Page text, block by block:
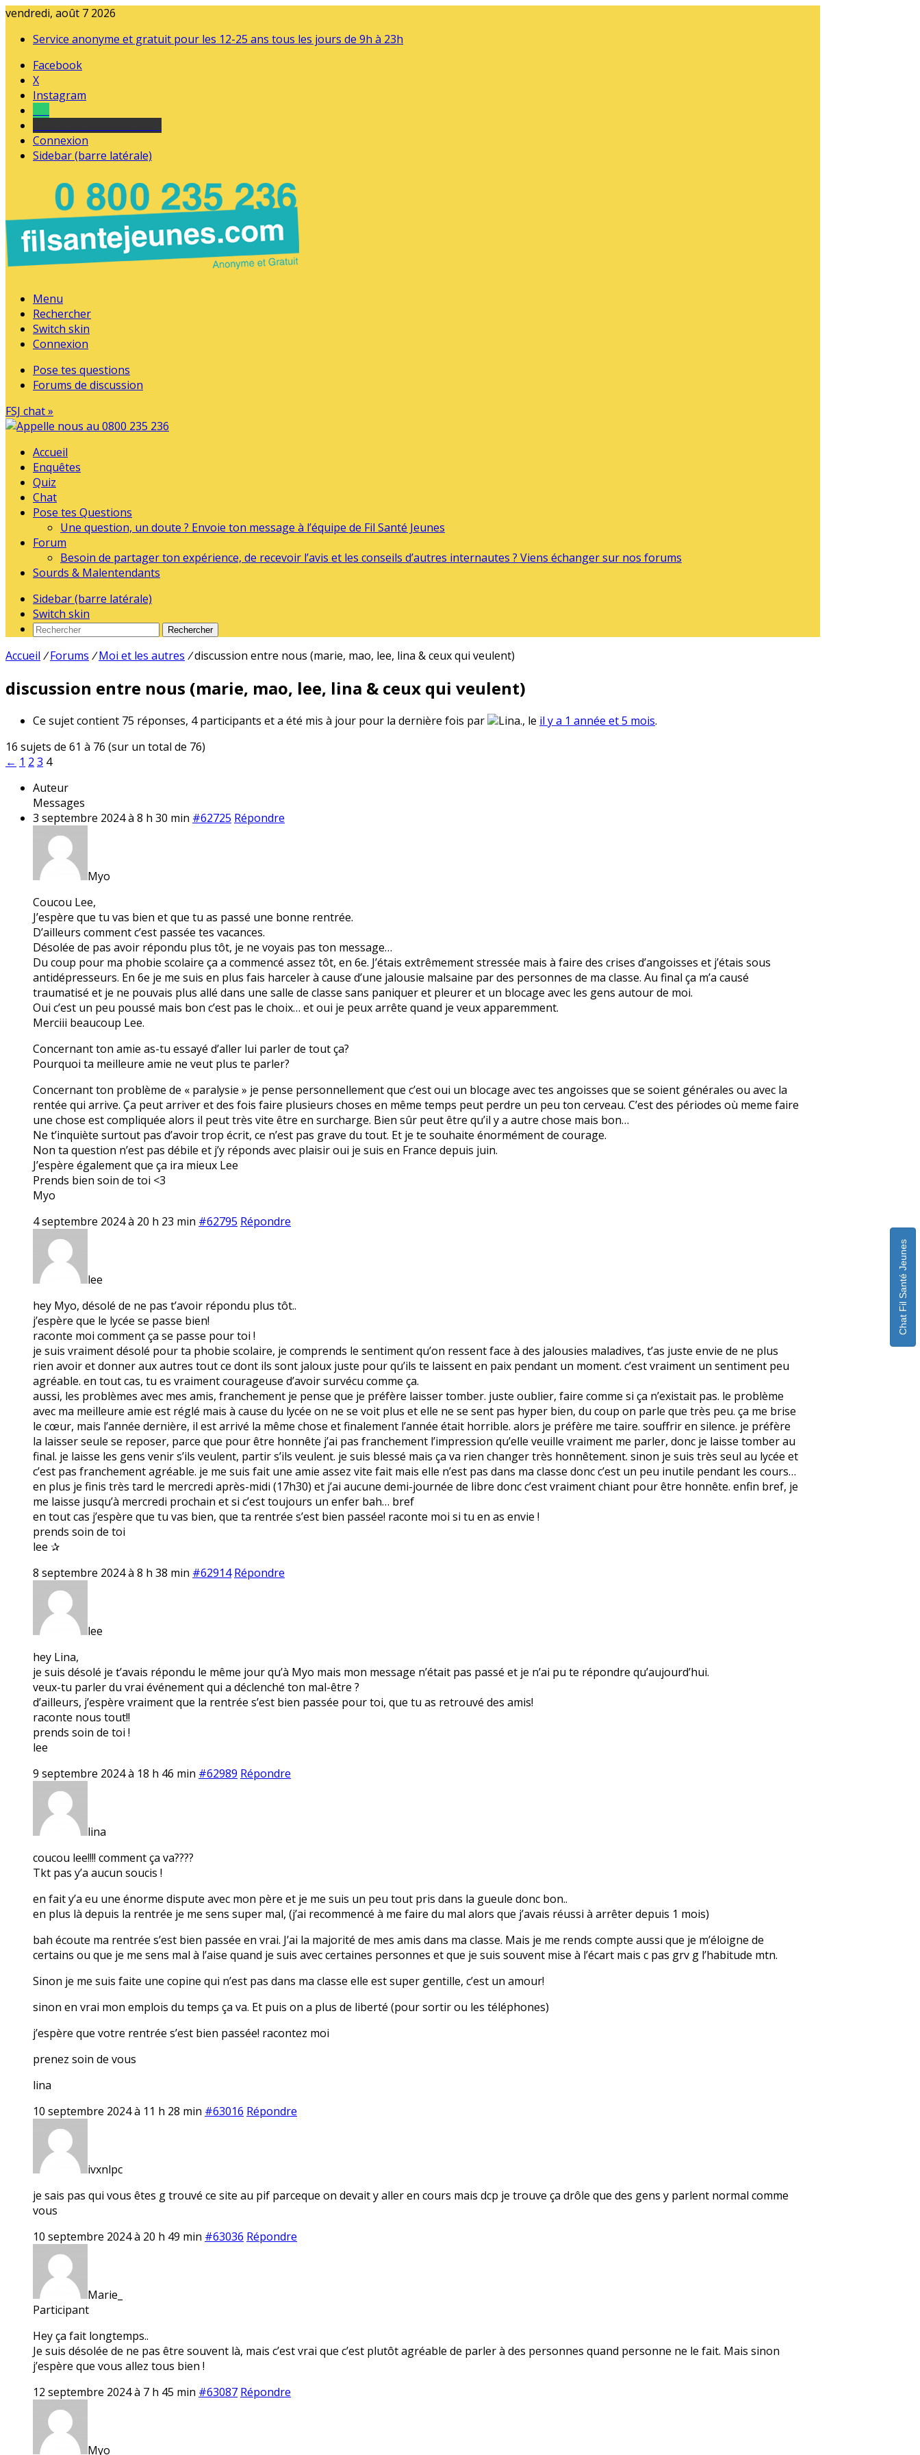
vendredi, août 7 2026
Service anonyme et gratuit pour les 12-25 ans tous les jours de 9h à 23h
Facebook
X
Instagram
Connexion
Sidebar (barre latérale)
Menu
Rechercher
Switch skin
Connexion
Pose tes questions
Forums de discussion
FSJ chat »
Accueil
Enquêtes
Quiz
Chat
Pose tes Questions
Une question, un doute ? Envoie ton message à l’équipe de Fil Santé Jeunes
Forum
Besoin de partager ton expérience, de recevoir l’avis et les conseils d’autres internautes ? Viens échanger sur nos forums
Sourds & Malentendants
Sidebar (barre latérale)
Switch skin
Rechercher
Accueil / Forums / Moi et les autres /discussion entre nous (marie, mao, lee, lina & ceux qui veulent)
discussion entre nous (marie, mao, lee, lina & ceux qui veulent)
Ce sujet contient 75 réponses, 4 participants et a été mis à jour pour la dernière fois par Lina., le il y a 1 année et 5 mois.
16 sujets de 61 à 76 (sur un total de 76)
← 1 2 3 4
Auteur
Messages
3 septembre 2024 à 8 h 30 min #62725 Répondre
Myo
Coucou Lee,
J’espère que tu vas bien et que tu as passé une bonne rentrée.
D’ailleurs comment c’est passée tes vacances.
Désolée de pas avoir répondu plus tôt, je ne voyais pas ton message…
Du coup pour ma phobie scolaire ça a commencé assez tôt, en 6e. J’étais extrêmement stressée mais à faire des crises d’angoisses et j’étais sous
antidépresseurs. En 6e je me suis en plus fais harceler à cause d’une jalousie malsaine par des personnes de ma classe. Au final ça m’a causé
traumatisé et je ne pouvais plus allé dans une salle de classe sans paniquer et pleurer et un blocage avec les gens autour de moi.
Oui c’est un peu poussé mais bon c’est pas le choix… et oui je peux arrête quand je veux apparemment.
Merciii beaucoup Lee.
Concernant ton amie as-tu essayé d’aller lui parler de tout ça?
Pourquoi ta meilleure amie ne veut plus te parler?
Concernant ton problème de « paralysie » je pense personnellement que c’est oui un blocage avec tes angoisses que se soient générales ou avec la
rentée qui arrive. Ça peut arriver et des fois faire plusieurs choses en même temps peut perdre un peu ton cerveau. C’est des périodes où meme faire
une chose est compliquée alors il peut très vite être en surcharge. Bien sûr peut être qu’il y a autre chose mais bon…
Ne t’inquiète surtout pas d’avoir trop écrit, ce n’est pas grave du tout. Et je te souhaite énormément de courage.
Non ta question n’est pas débile et j’y réponds avec plaisir oui je suis en France depuis juin.
J’espère également que ça ira mieux Lee
Prends bien soin de toi <3
Myo
4 septembre 2024 à 20 h 23 min #62795 Répondre
lee
hey Myo, désolé de ne pas t’avoir répondu plus tôt..
j’espère que le lycée se passe bien!
raconte moi comment ça se passe pour toi !
je suis vraiment désolé pour ta phobie scolaire, je comprends le sentiment qu’on ressent face à des jalousies maladives, t’as juste envie de ne plus
rien avoir et donner aux autres tout ce dont ils sont jaloux juste pour qu’ils te laissent en paix pendant un moment. c’est vraiment un sentiment peu
agréable. en tout cas, tu es vraiment courageuse d’avoir survécu comme ça.
aussi, les problèmes avec mes amis, franchement je pense que je préfère laisser tomber. juste oublier, faire comme si ça n’existait pas. le problème
avec ma meilleure amie est réglé mais à cause du lycée on ne se voit plus et elle ne se sent pas hyper bien, du coup on parle que très peu. ça me brise
le cœur, mais l’année dernière, il est arrivé la même chose et finalement l’année était horrible. alors je préfère me taire. souffrir en silence. je préfère
la laisser seule se reposer, parce que pour être honnête j’ai pas franchement l’impression qu’elle veuille vraiment me parler, donc je laisse tomber au
final. je laisse les gens venir s’ils veulent, partir s’ils veulent. je suis blessé mais ça va rien changer très honnêtement. sinon je suis très seul au lycée et
c’est pas franchement agréable. je me suis fait une amie assez vite fait mais elle n’est pas dans ma classe donc c’est un peu inutile pendant les cours…
en plus je finis très tard le mercredi après-midi (17h30) et j’ai aucune demi-journée de libre donc c’est vraiment chiant pour être honnête. enfin bref, je
me laisse jusqu’à mercredi prochain et si c’est toujours un enfer bah… bref
en tout cas j’espère que tu vas bien, que ta rentrée s’est bien passée! raconte moi si tu en as envie !
prends soin de toi
lee ✰
8 septembre 2024 à 8 h 38 min #62914 Répondre
lee
hey Lina,
je suis désolé je t’avais répondu le même jour qu’à Myo mais mon message n’était pas passé et je n’ai pu te répondre qu’aujourd’hui.
veux-tu parler du vrai événement qui a déclenché ton mal-être ?
d’ailleurs, j’espère vraiment que la rentrée s’est bien passée pour toi, que tu as retrouvé des amis!
raconte nous tout!!
prends soin de toi !
lee
9 septembre 2024 à 18 h 46 min #62989 Répondre
lina
coucou lee!!!! comment ça va????
Tkt pas y’a aucun soucis !
en fait y’a eu une énorme dispute avec mon père et je me suis un peu tout pris dans la gueule donc bon..
en plus là depuis la rentrée je me sens super mal, (j’ai recommencé à me faire du mal alors que j’avais réussi à arrêter depuis 1 mois)
bah écoute ma rentrée s’est bien passée en vrai. J’ai la majorité de mes amis dans ma classe. Mais je me rends compte aussi que je m’éloigne de
certains ou que je me sens mal à l’aise quand je suis avec certaines personnes et que je suis souvent mise à l’écart mais c pas grv g l’habitude mtn.
Sinon je me suis faite une copine qui n’est pas dans ma classe elle est super gentille, c’est un amour!
sinon en vrai mon emplois du temps ça va. Et puis on a plus de liberté (pour sortir ou les téléphones)
j’espère que votre rentrée s’est bien passée! racontez moi
prenez soin de vous
lina
10 septembre 2024 à 11 h 28 min #63016 Répondre
ivxnlpc
je sais pas qui vous êtes g trouvé ce site au pif parceque on devait y aller en cours mais dcp je trouve ça drôle que des gens y parlent normal comme
vous
10 septembre 2024 à 20 h 49 min #63036 Répondre
Marie_
Participant
Hey ça fait longtemps..
Je suis désolée de ne pas être souvent là, mais c’est vrai que c’est plutôt agréable de parler à des personnes quand personne ne le fait. Mais sinon
j’espère que vous allez tous bien !
12 septembre 2024 à 7 h 45 min #63087 Répondre
Myo
Chat Fil Santé Jeunes